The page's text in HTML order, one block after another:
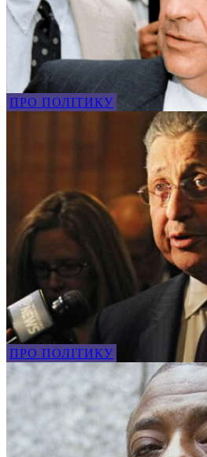
ПРО ПОЛІТИКУ
ПРО ПОЛІТИКУ